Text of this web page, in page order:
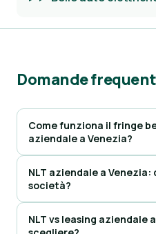
Domande
Come funziona il fringe
aziendale a Venezia?
NLT aziendale a
società?
NLT vs leasing aziendale